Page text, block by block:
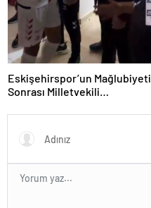
Eskişehirspor’un Mağlubiyeti
Sonrası Milletvekili